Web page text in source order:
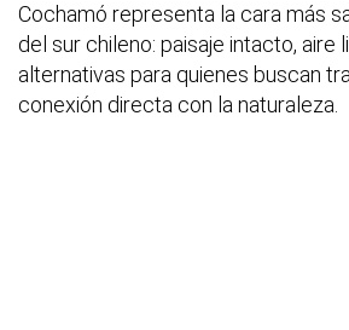
Cochamó representa la cara más
del sur chileno: paisaje intacto, aire
alternativas para quienes buscan
conexión directa con la naturaleza.